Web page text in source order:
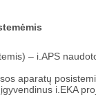
– i.APS
aparatų
i.EKA